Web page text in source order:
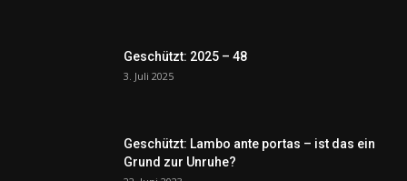
Geschützt: 2025 – 48
3. Juli 2025
Geschützt: Lambo ante portas – ist das ein
Grund zur Unruhe?